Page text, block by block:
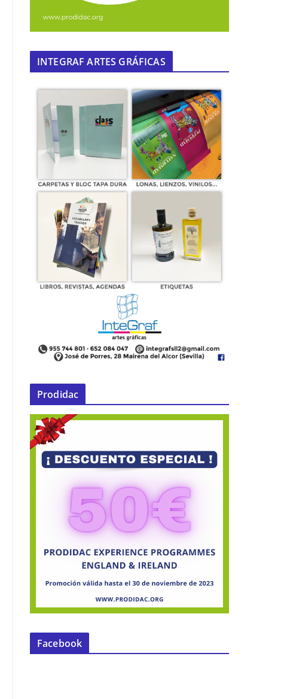
INTEGRAF ARTES GRÁFICAS
Prodidac
Facebook